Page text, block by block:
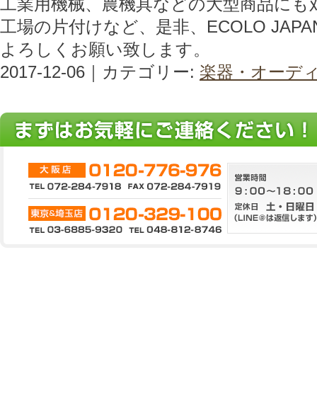
工業用機械、農機具などの大型商品にも
工場の片付けなど、是非、ECOLO
よろしくお願い致します。
2017-12-06｜カテゴリー: 楽器・オーデ